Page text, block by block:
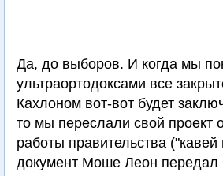
Да, до выборов. И когда мы
ультраортодоксами все
Кахлоном вот-вот будет
то мы переслали свой проект
работы правительства
документ Моше Леон передал